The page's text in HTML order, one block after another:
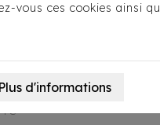
Luxe -
139,95 €
vous ces cookies ainsi